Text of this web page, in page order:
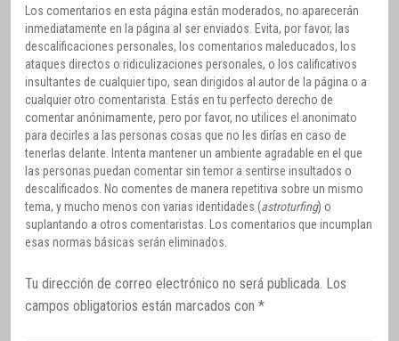
Los comentarios en esta página están moderados, no aparecerán
inmediatamente en la página al ser enviados. Evita, por favor, las
descalificaciones personales, los comentarios maleducados, los
ataques directos o ridiculizaciones personales, o los calificativos
insultantes de cualquier tipo, sean dirigidos al autor de la página o a
cualquier otro comentarista. Estás en tu perfecto derecho de
comentar anónimamente, pero por favor, no utilices el anonimato
para decirles a las personas cosas que no les dirías en caso de
tenerlas delante. Intenta mantener un ambiente agradable en el que
las personas puedan comentar sin temor a sentirse insultados o
descalificados. No comentes de manera repetitiva sobre un mismo
tema, y mucho menos con varias identidades (astroturfing) o
suplantando a otros comentaristas. Los comentarios que incumplan
esas normas básicas serán eliminados.
Tu dirección de correo electrónico no será publicada. Los
campos obligatorios están marcados con *